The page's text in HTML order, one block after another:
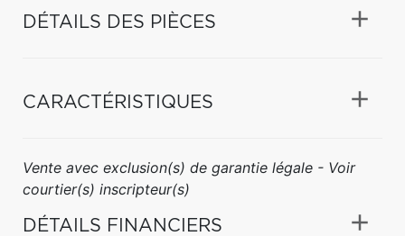
DÉTAILS DES PIÈCES
CARACTÉRISTIQUES
Vente avec exclusion(s) de garantie légale - Voir
courtier(s) inscripteur(s)
DÉTAILS FINANCIERS